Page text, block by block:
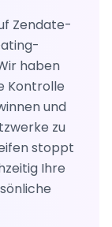
Zendate-
haben
Kontrolle
und
zu
stoppt
Ihre